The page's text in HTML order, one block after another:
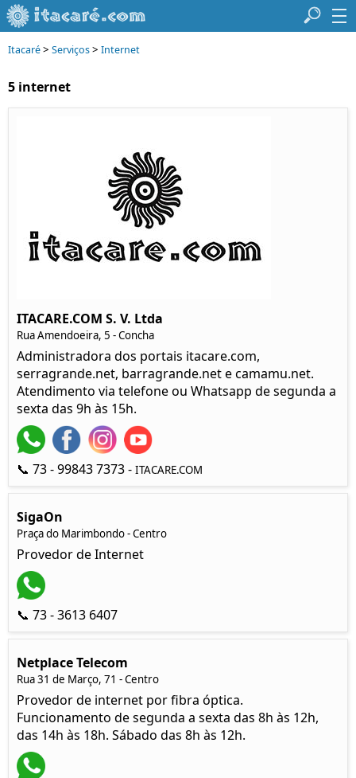
Itacaré> Serviços> Internet
5 internet
ITACARE.COM S. V. Ltda
Rua Amendoeira, 5 - Concha
Administradora dos portais itacare.com,
serragrande.net, barragrande.net e camamu.net.
Atendimento via telefone ou Whatsapp de segunda a
sexta das 9h às 15h.
📞 73 - 99843 7373 - ITACARE.COM
SigaOn
Praça do Marimbondo - Centro
Provedor de Internet
📞 73 - 3613 6407
Netplace Telecom
Rua 31 de Março, 71 - Centro
Provedor de internet por fibra óptica.
Funcionamento de segunda a sexta das 8h às 12h,
das 14h às 18h. Sábado das 8h às 12h.